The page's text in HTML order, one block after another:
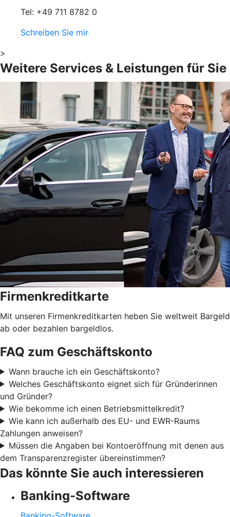
Tel: +49 711 8782 0
Schreiben Sie mir
>
Weitere Services & Leistungen für Sie
Firmenkreditkarte
Mit unseren Firmenkreditkarten heben Sie weltweit Bargeld
ab oder bezahlen bargeldlos.
FAQ zum Geschäftskonto
Wann brauche ich ein Geschäftskonto?
Welches Geschäftskonto eignet sich für Gründerinnen
und Gründer?
Wie bekomme ich einen Betriebsmittelkredit?
Wie kann ich außerhalb des EU- und EWR-Raums
Zahlungen anweisen?
Müssen die Angaben bei Kontoeröffnung mit denen aus
dem Transparenzregister übereinstimmen?
Das könnte Sie auch interessieren
Banking-Software